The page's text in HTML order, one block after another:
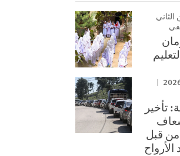
الثاني
تأخير
من قبل